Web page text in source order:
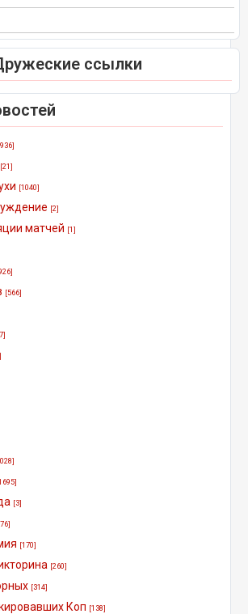
ссылки
[21]
[1040]
[2]
матчей [1]
[566]
[3]
[170]
[260]
[314]
Коп [138]